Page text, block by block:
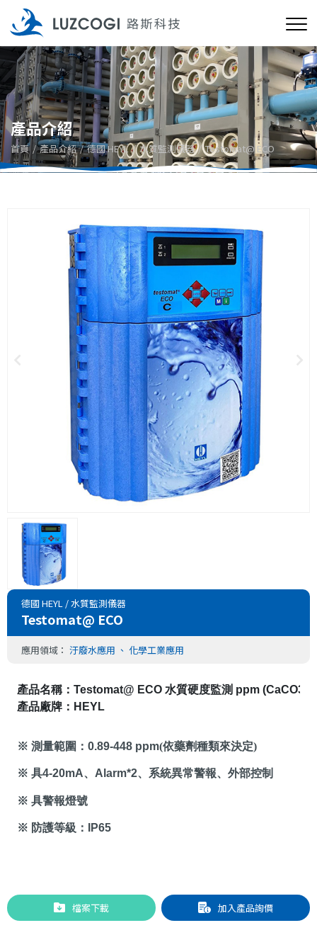
產品介紹
首頁 產品介紹 德國 HEYL 水質監測儀器 Testomat@ ECO
德國 HEYL /水質監測儀器
Testomat@ ECO
應用領域： 汙廢水應用 、 化學工業應用
產品名稱：Testomat@ ECO 水質硬度監測 ppm (CaCO3)
產品廠牌： HEYL
※ 測量範圍：0.89-448 ppm(依藥劑種類來決定)
※ 具4-20mA、 Alarm*2、系統異常警報、外部控制
※ 具警報燈號
※ 防護等級： IP65
檔案下載 加入產品詢價